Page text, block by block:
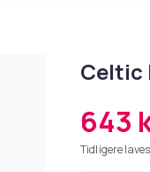
Celtic
643
Tidligere